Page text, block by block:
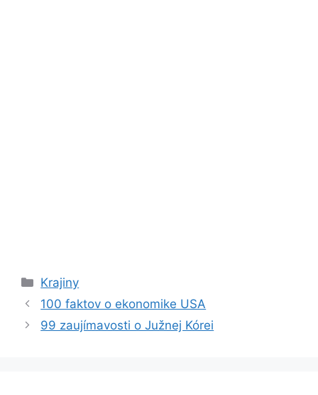
Kategórie
Krajiny
100 faktov o ekonomike USA
99 zaujímavosti o Južnej Kórei